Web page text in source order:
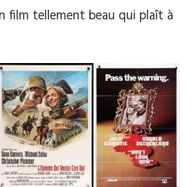
film tellement beau qui plaît à